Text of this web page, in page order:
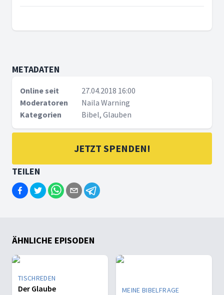
METADATEN
Online seit
27.04.2018 16:00
Moderatoren
Naila Warning
Kategorien
Bibel, Glauben
JETZT SPENDEN!
TEILEN
ÄHNLICHE EPISODEN
TISCHREDEN
Der Glaube MEINE BIBELFRAGE